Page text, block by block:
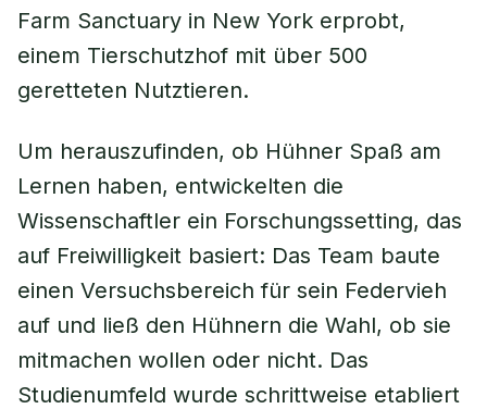
Farm Sanctuary in New York erprobt,
einem Tierschutzhof mit über 500
geretteten Nutztieren.
Um herauszufinden, ob Hühner Spaß am
Lernen haben, entwickelten die
Wissenschaftler ein Forschungssetting, das
auf Freiwilligkeit basiert: Das Team baute
einen Versuchsbereich für sein Federvieh
auf und ließ den Hühnern die Wahl, ob sie
mitmachen wollen oder nicht. Das
Studienumfeld wurde schrittweise etabliert